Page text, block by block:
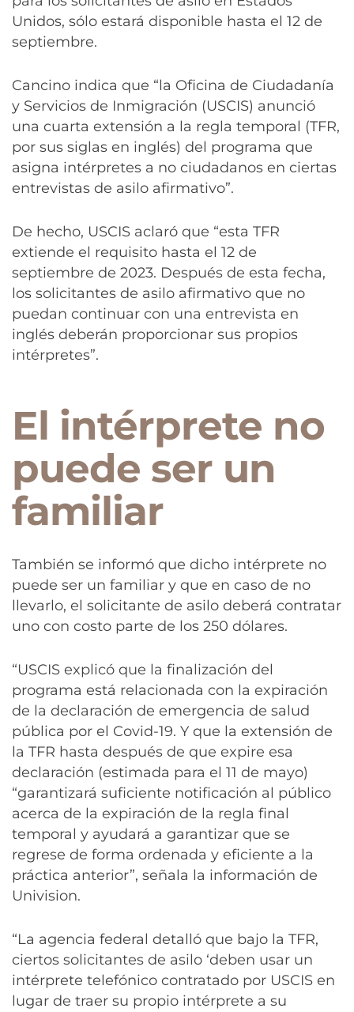
Unidos, sólo estará disponible hasta el 12 de
septiembre.
Cancino indica que “la Oficina de Ciudadanía
y Servicios de Inmigración (USCIS) anunció
una cuarta extensión a la regla temporal (TFR,
por sus siglas en inglés) del programa que
asigna intérpretes a no ciudadanos en ciertas
entrevistas de asilo afirmativo”.
De hecho, USCIS aclaró que “esta TFR
extiende el requisito hasta el 12 de
septiembre de 2023. Después de esta fecha,
los solicitantes de asilo afirmativo que no
puedan continuar con una entrevista en
inglés deberán proporcionar sus propios
intérpretes”.
El intérprete no
puede ser un
familiar
También se informó que dicho intérprete no
puede ser un familiar y que en caso de no
llevarlo, el solicitante de asilo deberá contratar
uno con costo parte de los 250 dólares.
“USCIS explicó que la finalización del
programa está relacionada con la expiración
de la declaración de emergencia de salud
pública por el Covid-19. Y que la extensión de
la TFR hasta después de que expire esa
declaración (estimada para el 11 de mayo)
“garantizará suficiente notificación al público
acerca de la expiración de la regla final
temporal y ayudará a garantizar que se
regrese de forma ordenada y eficiente a la
práctica anterior”, señala la información de
Univision.
“La agencia federal detalló que bajo la TFR,
ciertos solicitantes de asilo ‘deben usar un
intérprete telefónico contratado por USCIS en
lugar de traer su propio intérprete a su